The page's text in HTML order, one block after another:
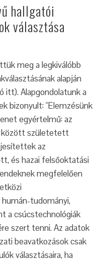
hallgatói
választása
meg a legkiválóbb
alapján
itt). Alapgondolatunk a
bizonyult: "Elemzésünk
egyértelmű: az
között születetett
az
és hazai felsőoktatási
megfelelően
tudományi,
a csúcstechnológiák
szert tenni. Az adatok
beavatkozások csak
választásaira, ha